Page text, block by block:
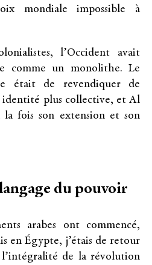
mondiale impossible à
l’Occident avait
comme un monolithe. Le
était de revendiquer de
identité plus collective, et Al
la fois son extension et son
du pouvoir
arabes ont commencé,
en Égypte, j’étais de retour
l’intégralité de la révolution